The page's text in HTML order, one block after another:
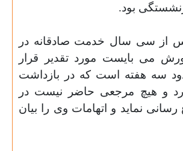
بود.
از سی سال خدمت صادقانه در
می بایست مورد تقدیر قرار
سه هفته است که در بازداشت
و هیچ مرجعی حاضر نیست در
نماید و اتهامات وی را بیان